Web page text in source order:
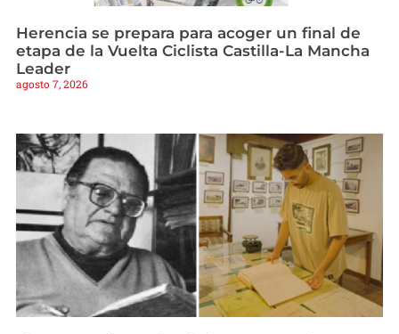
Herencia se prepara para acoger un final de
etapa de la Vuelta Ciclista Castilla-La Mancha
Leader
agosto 7, 2026